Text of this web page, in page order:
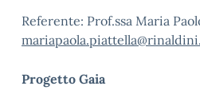
Referente: Prof.ssa Maria
Progetto Gaia